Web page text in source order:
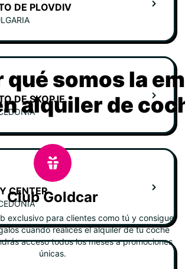
DE PLOVDIV
DE SKOPJE
CENTER
somos la
alquiler de
Club Goldcar
exclusivo para clientes como tú y consigue
cuando realices el alquiler de tu coche
acceso todos los meses a promociones
únicas.